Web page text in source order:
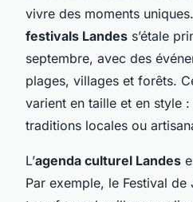
vivre des moments
festivals Landes s’étale
septembre, avec des
plages, villages et forêts.
varient en taille et en style
traditions locales ou
L’agenda culturel Landes
Par exemple, le Festival